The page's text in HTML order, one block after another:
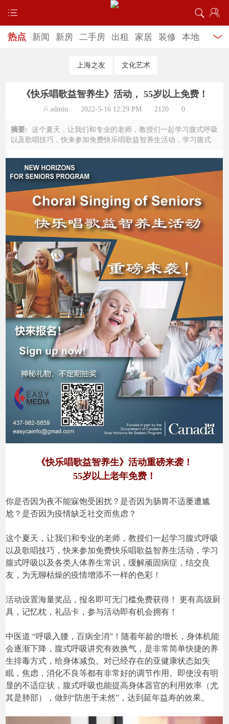
热点 新闻 新房 二手房 出租 家居 装修 本地
美食商家 最新车讯
服务信息 家教服务
上海之友 文化艺术
《快乐唱歌益智养生》活动， 55岁以上免费！
admin 2022-5-16 12:29 PM 2120 0
摘要:这个夏天，让我们和专业的老师，教授们一起学习腹式呼吸
以及歌唱技巧，快来参加免费快乐唱歌益智养生活动，学习腹式
枯燥的疫情增添不一样的色彩！ ...
《快乐唱歌益智养生》活动重磅来袭！
55岁以上老年免费！
你是否因为夜不能寐饱受困扰？是否因为肠胃不适屡遭尴
尬？是否因为疫情缺乏社交而焦虑？
这个夏天，让我们和专业的老师，教授们一起学习腹式呼吸
以及歌唱技巧，快来参加免费快乐唱歌益智养生活动，学习
腹式呼吸以及各类人体养生常识，缓解顽固病症，结交良
友，为无聊枯燥的疫情增添不一样的色彩！
活动设置海量奖品，报名即可无门槛免费获得！ 更有高级厨
具，记忆枕，礼品卡，参与活动即有机会拥有！
中医道 “呼吸入腰，百病全消”！随着年龄的增长，身体机能
会逐渐下降，腹式呼吸讲究有效换气，是非常简单快捷的养
生排毒方式，给身体减负。对已经存在的亚健康状态如失
眠，焦虑，消化不良等都有非常好的调节作用。即使没有明
显的不适症状，腹式呼吸也能提高身体器官的利用效率（尤
其是肺部），做到“防患于未然”，达到延年益寿的效果。